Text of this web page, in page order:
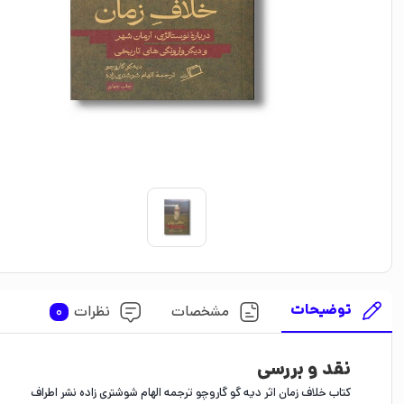
توضیحات مشخصات نظرات 0
نقد و بررسی
کتاب خلاف زمان اثر دیه گو گاروچو ترجمه الهام شوشتری زاده نشر اطراف